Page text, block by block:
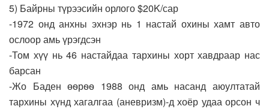
5) Байрны түрээсийн орлого $20K/сар
-1972 онд анхны эхнэр нь 1 настай охины хамт авто
ослоор амь үрэгдсэн
-Том хүү нь 46 настайдаа тархины хорт хавдраар нас
барсан
-Жо Баден өѳрѳѳ 1988 онд амь насанд аюултатай
тархины хүнд хагалгаа (аневризм)-д хоёр удаа орсон ч